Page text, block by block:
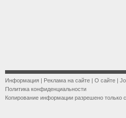
Информация | Реклама на сайте | О сайте |
Политика конфиденциальности
Копирование информации разрешено только